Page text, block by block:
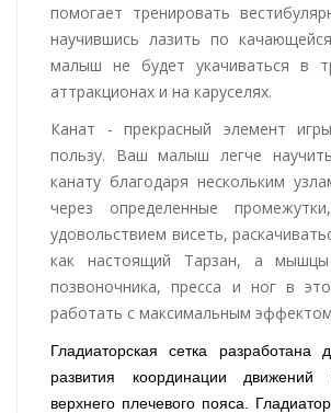
помогает тренировать
научившись лазить по
малыш не будет укачиваться в
аттракционах и на каруселях.
Канат - прекрасный элемент
пользу. Ваш малыш легче
канату благодаря нескольким
через определенные
удовольствием висеть,
как настоящий Тарзан, а
позвоночника, пресса и ног в
работать с максимальным
Гладиаторская сетка разработана
развития координации движений
верхнего плечевого пояса.